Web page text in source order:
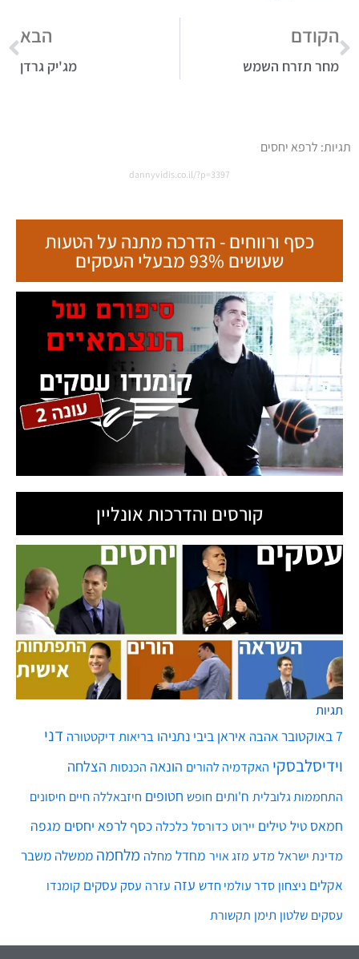
הקודם
מחר תזרח השמש
הבא
מג'יק גרדן
תגיות: לרפא יחסים
dannyvidis.co.il/?p=3397
כסף ורווחים - הדרכה מתנה על הטעות
שעושים 93% מבעלי העסקים
קורסים והדרכות אונליין
תגיות
7 באוקטובר אהבה איראן ביבי נתניהו בריאות דיקטטורה דני
וידיסלבסקי האקדמיה להורים הונאה הכנסות הצלחה
התחממות גלובלית ח'ותים חופש חטופים חיזבאללה חיים חיסונים
חמאס טיל טילים יירוט כדורסל כלכלה כסף לרפא יחסים מגפה
מדינת ישראל מדע מזג אויר מחדל מחלה מלחמה ממשלה משבר
אקלים ניצחון סדר עולמי חדש עזה עזרה עסק עסקים קומנדו
עסקים שלטון תימן תקשורת